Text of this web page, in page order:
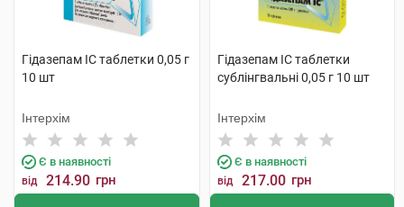
Гідазепам IC таблетки 0,05 г
10 шт
Інтерхім
Є в наявності
від 214.90 грн
Гідазепам IC таблетки
сублінгвальні 0,05 г 10 шт
Інтерхім
Є в наявності
від 217.00 грн